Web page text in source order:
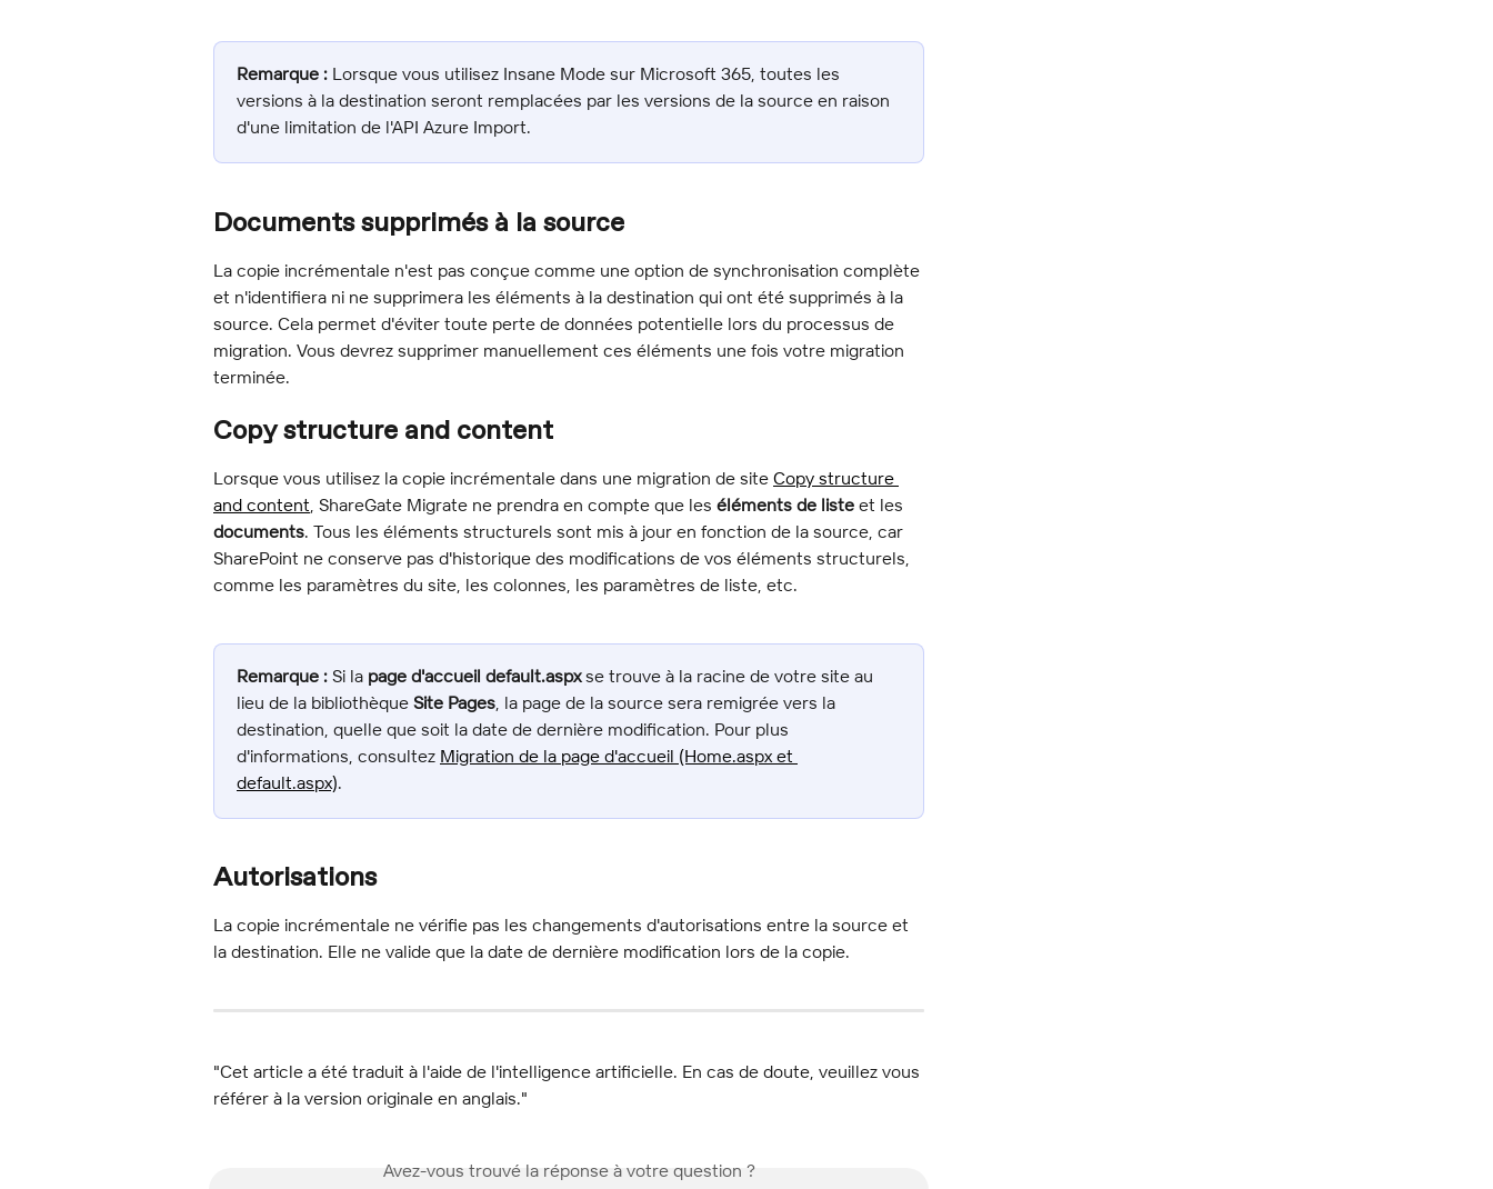
Remarque : Lorsque vous utilisez Insane Mode sur Microsoft 365, toutes les
versions à la destination seront remplacées par les versions de la source en raison
d'une limitation de l'API Azure Import.
Documents supprimés à la source
La copie incrémentale n'est pas conçue comme une option de synchronisation complète
et n'identifiera ni ne supprimera les éléments à la destination qui ont été supprimés à la
source. Cela permet d'éviter toute perte de données potentielle lors du processus de
migration. Vous devrez supprimer manuellement ces éléments une fois votre migration
terminée.
Copy structure and content
Lorsque vous utilisez la copie incrémentale dans une migration de site Copy structure
and content, ShareGate Migrate ne prendra en compte que les éléments de liste et les
documents. Tous les éléments structurels sont mis à jour en fonction de la source, car
SharePoint ne conserve pas d'historique des modifications de vos éléments structurels,
comme les paramètres du site, les colonnes, les paramètres de liste, etc.
Remarque : Si la page d'accueil default.aspx se trouve à la racine de votre site au
lieu de la bibliothèque Site Pages , la page de la source sera remigrée vers la
destination, quelle que soit la date de dernière modification. Pour plus
d'informations, consultez Migration de la page d'accueil (Home.aspx et
default.aspx).
Autorisations
La copie incrémentale ne vérifie pas les changements d'autorisations entre la source et
la destination. Elle ne valide que la date de dernière modification lors de la copie.
"Cet article a été traduit à l'aide de l'intelligence artificielle. En cas de doute, veuillez vous
référer à la version originale en anglais."
Avez-vous trouvé la réponse à votre question ?